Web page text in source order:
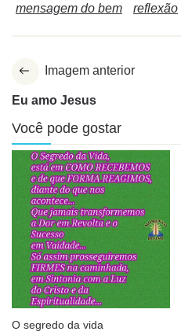
mensagem do bem
reflexão
Imagem anterior
Eu amo Jesus
Você pode gostar
O segredo da vida